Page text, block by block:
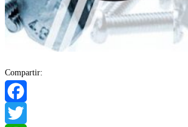
Compartir:
Facebook